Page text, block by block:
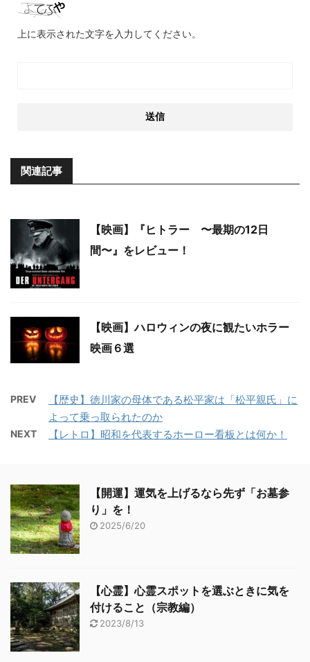
上に表示された文字を入力してください。
関連記事
【映画】『ヒトラー 〜最期の12日
間〜』をレビュー！
【映画】ハロウィンの夜に観たいホラー
映画６選
PREV
【歴史】徳川家の母体である松平家は「松平親氏」に
よって乗っ取られたのか
NEXT 【レトロ】昭和を代表するホーロー看板とは何か！
【開運】運気を上げるなら先ず「お墓参
り」を！
2025/6/20
【心霊】心霊スポットを選ぶときに気を
付けること（宗教編）
2023/8/13